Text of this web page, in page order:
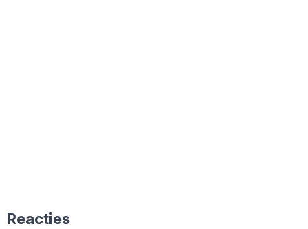
Reacties